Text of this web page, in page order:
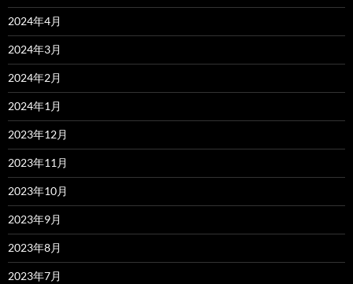
2024年4月
2024年3月
2024年2月
2024年1月
2023年12月
2023年11月
2023年10月
2023年9月
2023年8月
2023年7月